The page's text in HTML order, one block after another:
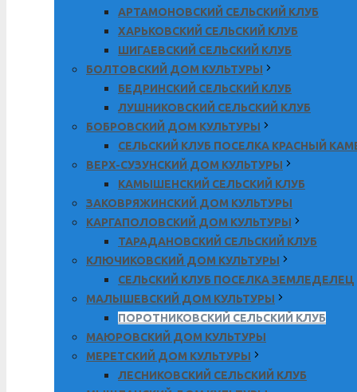
АРТАМОНОВСКИЙ СЕЛЬСКИЙ КЛУБ
ХАРЬКОВСКИЙ СЕЛЬСКИЙ КЛУБ
ШИГАЕВСКИЙ СЕЛЬСКИЙ КЛУБ
БОЛТОВСКИЙ ДОМ КУЛЬТУРЫ
БЕДРИНСКИЙ СЕЛЬСКИЙ КЛУБ
ЛУШНИКОВСКИЙ СЕЛЬСКИЙ КЛУБ
БОБРОВСКИЙ ДОМ КУЛЬТУРЫ
СЕЛЬСКИЙ КЛУБ ПОСЕЛКА КРАСНЫЙ
ВЕРХ-СУЗУНСКИЙ ДОМ КУЛЬТУРЫ
КАМЫШЕНСКИЙ СЕЛЬСКИЙ КЛУБ
ЗАКОВРЯЖИНСКИЙ ДОМ КУЛЬТУРЫ
КАРГАПОЛОВСКИЙ ДОМ КУЛЬТУРЫ
ТАРАДАНОВСКИЙ СЕЛЬСКИЙ КЛУБ
КЛЮЧИКОВСКИЙ ДОМ КУЛЬТУРЫ
СЕЛЬСКИЙ КЛУБ ПОСЕЛКА ЗЕМЛЕДЕЛЕЦ
МАЛЫШЕВСКИЙ ДОМ КУЛЬТУРЫ
ПОРОТНИКОВСКИЙ СЕЛЬСКИЙ КЛУБ
МАЮРОВСКИЙ ДОМ КУЛЬТУРЫ
МЕРЕТСКИЙ ДОМ КУЛЬТУРЫ
ЛЕСНИКОВСКИЙ СЕЛЬСКИЙ КЛУБ